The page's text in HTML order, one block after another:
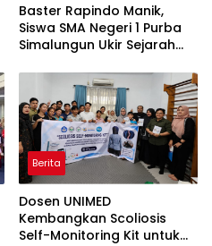
Baster Rapindo Manik,
Siswa SMA Negeri 1 Purba
Simalungun Ukir Sejarah
Berita
Dosen UNIMED
Kembangkan Scoliosis
Self-Monitoring Kit untuk